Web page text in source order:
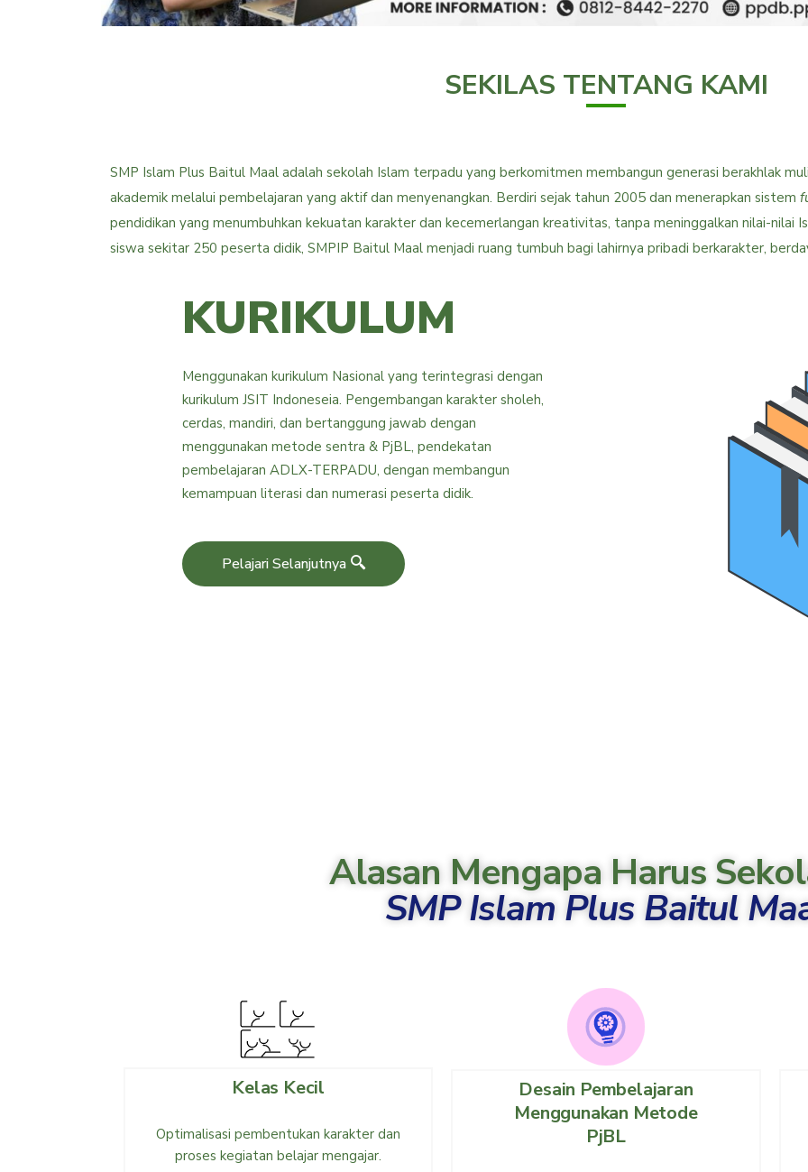
SEKILAS TENTANG KAMI
SMP Islam Plus Baitul Maal adalah sekolah Islam terpadu yang berkomitmen membangun generasi berakhlak
akademik melalui pembelajaran yang aktif dan menyenangkan. Berdiri sejak tahun 2005 dan menerapkan sistem
pendidikan yang menumbuhkan kekuatan karakter dan kecemerlangan kreativitas, tanpa meninggalkan nilai-nilai
siswa sekitar 250 peserta didik, SMPIP Baitul Maal menjadi ruang tumbuh bagi lahirnya pribadi berkarakter,
KURIKULUM
Menggunakan kurikulum Nasional yang terintegrasi dengan
kurikulum JSIT Indoneseia. Pengembangan karakter sholeh,
cerdas, mandiri, dan bertanggung jawab dengan
menggunakan metode sentra & PjBL, pendekatan
pembelajaran ADLX-TERPADU, dengan membangun
kemampuan literasi dan numerasi peserta didik.
Pelajari Selanjutnya
Alasan Mengapa Harus
SMP Islam Plus Baitul
Kelas Kecil
Optimalisasi pembentukan karakter dan
proses kegiatan belajar mengajar.
Desain Pembelajaran
Menggunakan Metode
PjBL